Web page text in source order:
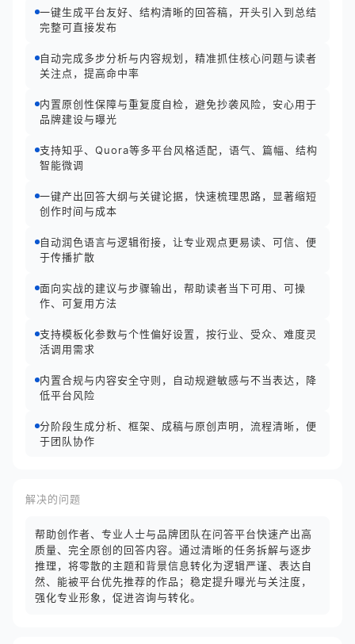
一键生成平台友好、结构清晰的回答稿，开头引入到总结
完整可直接发布
自动完成多步分析与内容规划，精准抓住核心问题与读者
关注点，提高命中率
内置原创性保障与重复度自检，避免抄袭风险，安心用于
品牌建设与曝光
支持知乎、Quora等多平台风格适配，语气、篇幅、结构
智能微调
一键产出回答大纲与关键论据，快速梳理思路，显著缩短
创作时间与成本
自动润色语言与逻辑衔接，让专业观点更易读、可信、便
于传播扩散
面向实战的建议与步骤输出，帮助读者当下可用、可操
作、可复用方法
支持模板化参数与个性偏好设置，按行业、受众、难度灵
活调用需求
内置合规与内容安全守则，自动规避敏感与不当表达，降
低平台风险
分阶段生成分析、框架、成稿与原创声明，流程清晰，便
于团队协作
解决的问题
帮助创作者、专业人士与品牌团队在问答平台快速产出高
质量、完全原创的回答内容。通过清晰的任务拆解与逐步
推理，将零散的主题和背景信息转化为逻辑严谨、表达自
然、能被平台优先推荐的作品；稳定提升曝光与关注度，
强化专业形象，促进咨询与转化。